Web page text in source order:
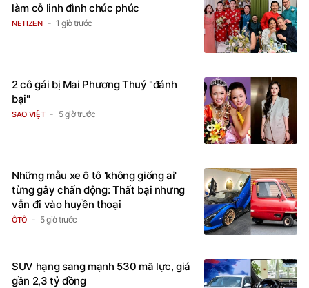
làm cỗ linh đình chúc phúc
NETIZEN 1 giờ trước
2 cô gái bị Mai Phương Thuý "đánh
bại"
SAO VIỆT 5 giờ trước
Những mẫu xe ô tô 'không giống ai'
từng gây chấn động: Thất bại nhưng
vẫn đi vào huyền thoại
ÔTÔ 5 giờ trước
SUV hạng sang mạnh 530 mã lực, giá
gần 2,3 tỷ đồng